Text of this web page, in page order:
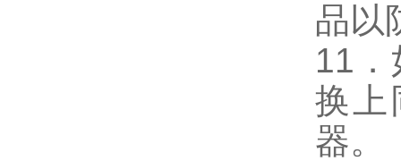
品以
11
换上
器。